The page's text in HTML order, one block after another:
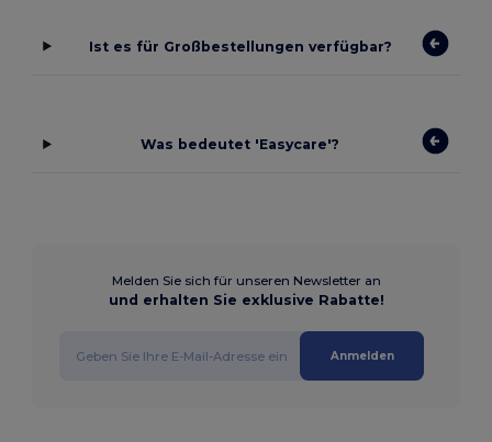
Ist es für Großbestellungen verfügbar?
Was bedeutet 'Easycare'?
Melden Sie sich für unseren Newsletter an
und erhalten Sie exklusive Rabatte!
Anmelden